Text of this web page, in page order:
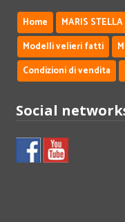
Home
MARIS
Modelli velieri fatti
Condizioni di vendita
Social